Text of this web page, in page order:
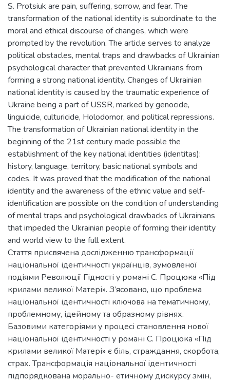
S. Protsiuk are pain, suffering, sorrow, and fear. The
transformation of the national identity is subordinate to the
moral and ethical discourse of changes, which were
prompted by the revolution. The article serves to analyze
political obstacles, mental traps and drawbacks of Ukrainian
psychological character that prevented Ukrainians from
forming a strong national identity. Changes of Ukrainian
national identity is caused by the traumatic experience of
Ukraine being a part of USSR, marked by genocide,
linguicide, culturicide, Holodomor, and political repressions.
The transformation of Ukrainian national identity in the
beginning of the 21st century made possible the
establishment of the key national identities (identitas):
history, language, territory, basic national symbols and
codes. It was proved that the modification of the national
identity and the awareness of the ethnic value and self-
identification are possible on the condition of understanding
of mental traps and psychological drawbacks of Ukrainians
that impeded the Ukrainian people of forming their identity
and world view to the full extent.
Стаття присвячена дослідженню трансформації
національної ідентичності українців, зумовленої
подіями Революції Гідності у романі С. Процюка «Під
крилами великої Матері». З’ясовано, що проблема
національної ідентичності ключова на тематичному,
проблемному, ідейному та образному рівнях.
Базовими категоріями у процесі становлення нової
національної ідентичності у романі С. Процюка «Під
крилами великої Матері» є біль, страждання, скорбота,
страх. Трансформація національної ідентичності
підпорядкована морально- етичному дискурсу змін,